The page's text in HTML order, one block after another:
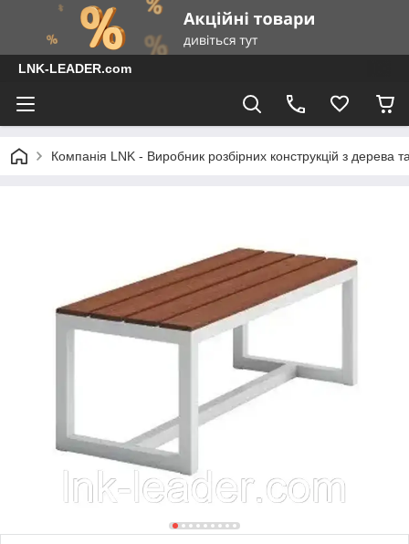
LNK-LEADER.com
Компанія LNK - Виробник розбірних конструкцій з дерева